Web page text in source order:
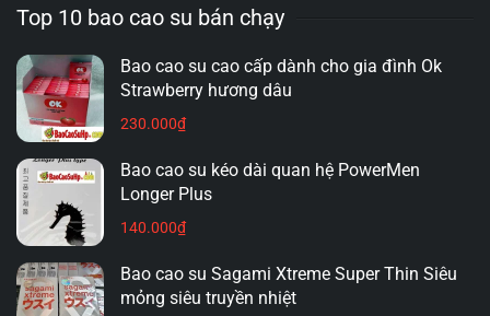
Top 10 bao cao su bán chạy
Bao cao su cao cấp dành cho gia đình Ok
Strawberry hương dâu
230.000₫
Bao cao su kéo dài quan hệ PowerMen
Longer Plus
140.000₫
Bao cao su Sagami Xtreme Super Thin Siêu
mỏng siêu truyền nhiệt